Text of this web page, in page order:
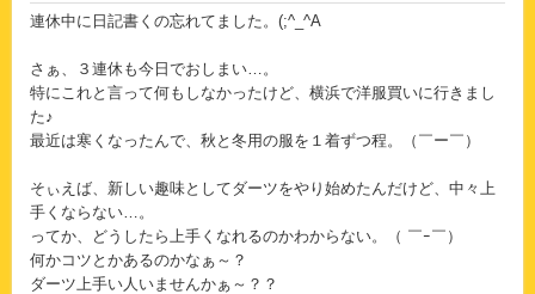
連休中に日記書くの忘れてました。(;^_^A
さぁ、３連休も今日でおしまい…。
特にこれと言って何もしなかったけど、横浜で洋服買いに行きまし
た♪
最近は寒くなったんで、秋と冬用の服を１着ずつ程。（￣ー￣）
そぃえば、新しい趣味としてダーツをやり始めたんだけど、中々上
手くならない…。
ってか、どうしたら上手くなれるのかわからない。（ ￣ｰ￣）
何かコツとかあるのかなぁ～？
ダーツ上手い人いませんかぁ～？？